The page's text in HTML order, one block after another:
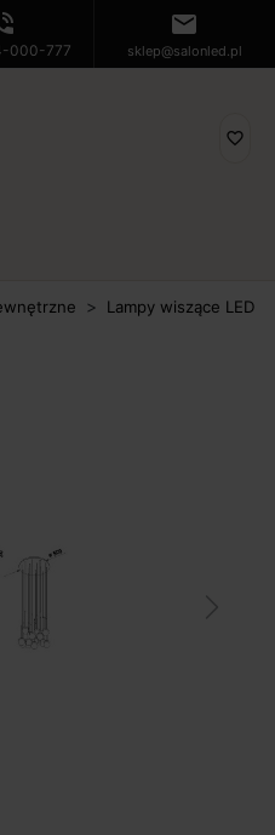
000-777
mail
sklep@salonled.pl
favorite_border
Lampy wiszące LED